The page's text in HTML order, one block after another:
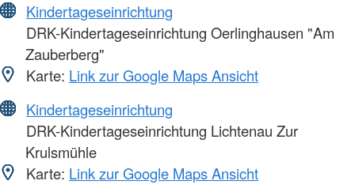
Kindertageseinrichtung
DRK-Kindertageseinrichtung Oerlinghausen "Am
Zauberberg"
Karte: Link zur Google Maps Ansicht
Kindertageseinrichtung
DRK-Kindertageseinrichtung Lichtenau Zur
Krulsmühle
Karte: Link zur Google Maps Ansicht